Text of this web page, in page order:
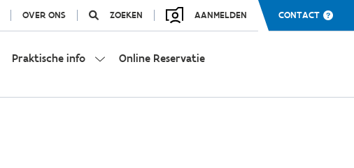
OVER ONS ZOEKEN AANMELDEN CONTACT
Praktische info Online Reservatie